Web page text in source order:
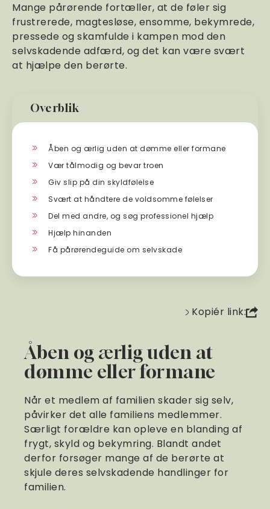
Mange pårørende fortæller, at de føler sig
frustrerede, magtesløse, ensomme, bekymrede,
pressede og skamfulde i kampen mod den
selvskadende adfærd, og det kan være svært
at hjælpe den berørte.
Overblik
Åben og ærlig uden at dømme eller formane
Vær tålmodig og bevar troen
Giv slip på din skyldfølelse
Svært at håndtere de voldsomme følelser
Del med andre, og søg professionel hjælp
Hjælp hinanden
Få pårørendeguide om selvskade
Kopiér link:
Åben og ærlig uden at
dømme eller formane
Når et medlem af familien skader sig selv,
påvirker det alle familiens medlemmer.
Særligt forældre kan opleve en blanding af
frygt, skyld og bekymring. Blandt andet
derfor forsøger mange af de berørte at
skjule deres selvskadende handlinger for
familien.